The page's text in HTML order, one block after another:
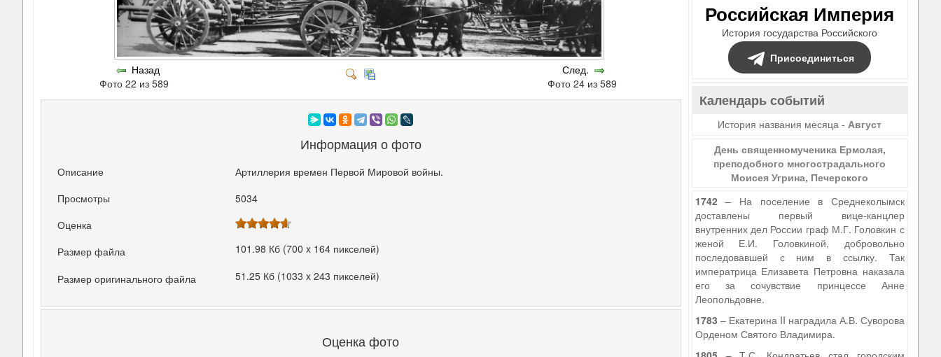
Назад
Фото 22 из 589
След.
Фото 24 из 589
Информация о фото
Описание
Артиллерия времен Первой Мировой войны.
Просмотры
5034
Оценка
Размер файла
101.98 Кб (700 x 164 пикселей)
Размер оригинального файла 51.25 Кб (1033 x 243 пикселей)
Оценка фото
Российская Империя
История государства Российского
Присоединиться
Календарь событий
История названия месяца -Август
День священномученика Ермолая,
преподобного многострадального
Моисея Угрина, Печерского
1742– На поселение в Среднеколымск
доставлены первый вице-канцлер
внутренних дел России граф М.Г. Головкин с
женой Е.И. Головкиной, добровольно
последовавшей с ним в ссылку. Так
императрица Елизавета Петровна наказала
его за сочувствие принцессе Анне
Леопольдовне.
1783 – Екатерина II наградила А.В. Суворова
Орденом Святого Владимира.